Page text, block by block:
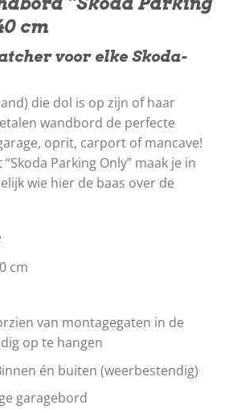
cm
voor elke Skoda-
die dol is op zijn of haar
wandbord de perfecte
oprit, carport of mancave!
Parking Only” maak je in
wie hier de baas over de
cm
van montagegaten in de
op te hangen
én buiten (weerbestendig)
garagebord